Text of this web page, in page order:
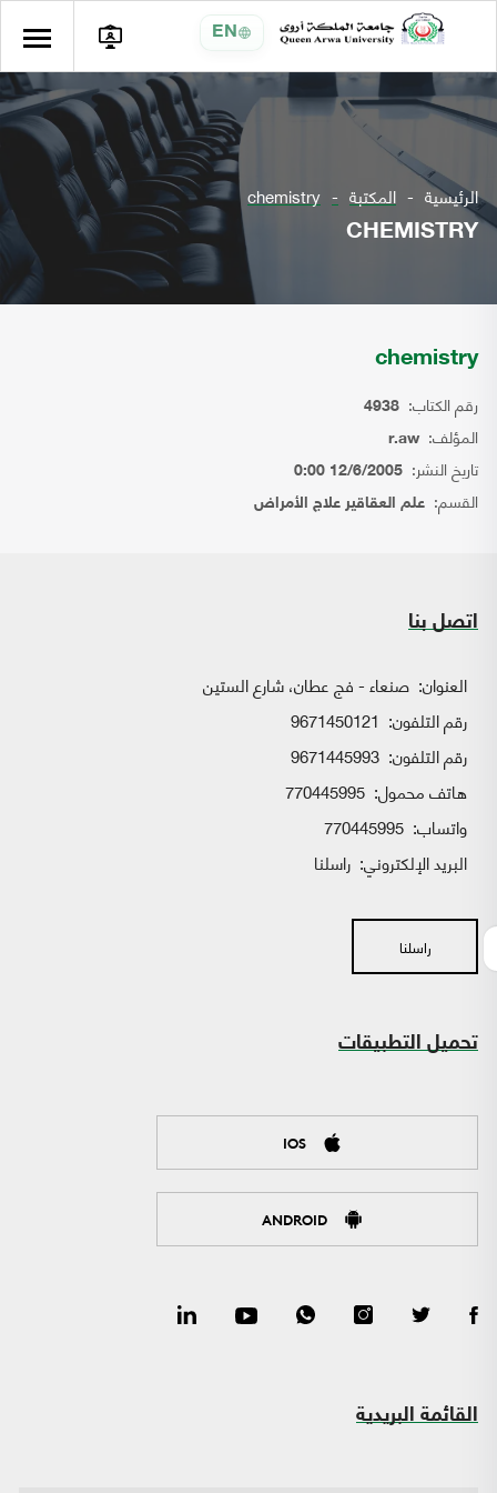
EN
الرئيسية المكتبة chemistry
CHEMISTRY
chemistry
رقم الكتاب: 4938
المؤلف: r.aw
تاريخ النشر: 12/6/2005 0:00
القسم: علم العقاقير علاج الأمراض
اتصل بنا
العنوان: صنعاء - فج عطان، شارع الستين
رقم التلفون: 9671450121
رقم التلفون: 9671445993
هاتف محمول: 770445995
واتساب:
البريد الإلكتروني: راسلنا
راسلنا
تحميل التطبيقات
IOS
ANDROID
القائمة البريدية